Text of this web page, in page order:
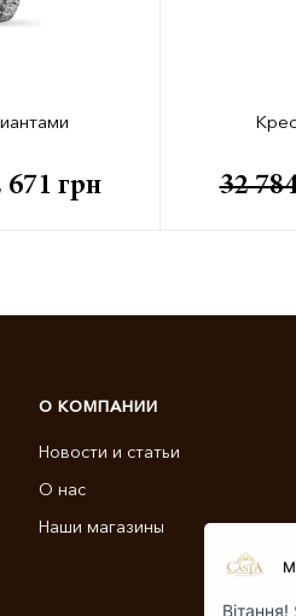
671 грн 32
О КОМПАНИИ
Новости и статьи
О нас
Наши магазины